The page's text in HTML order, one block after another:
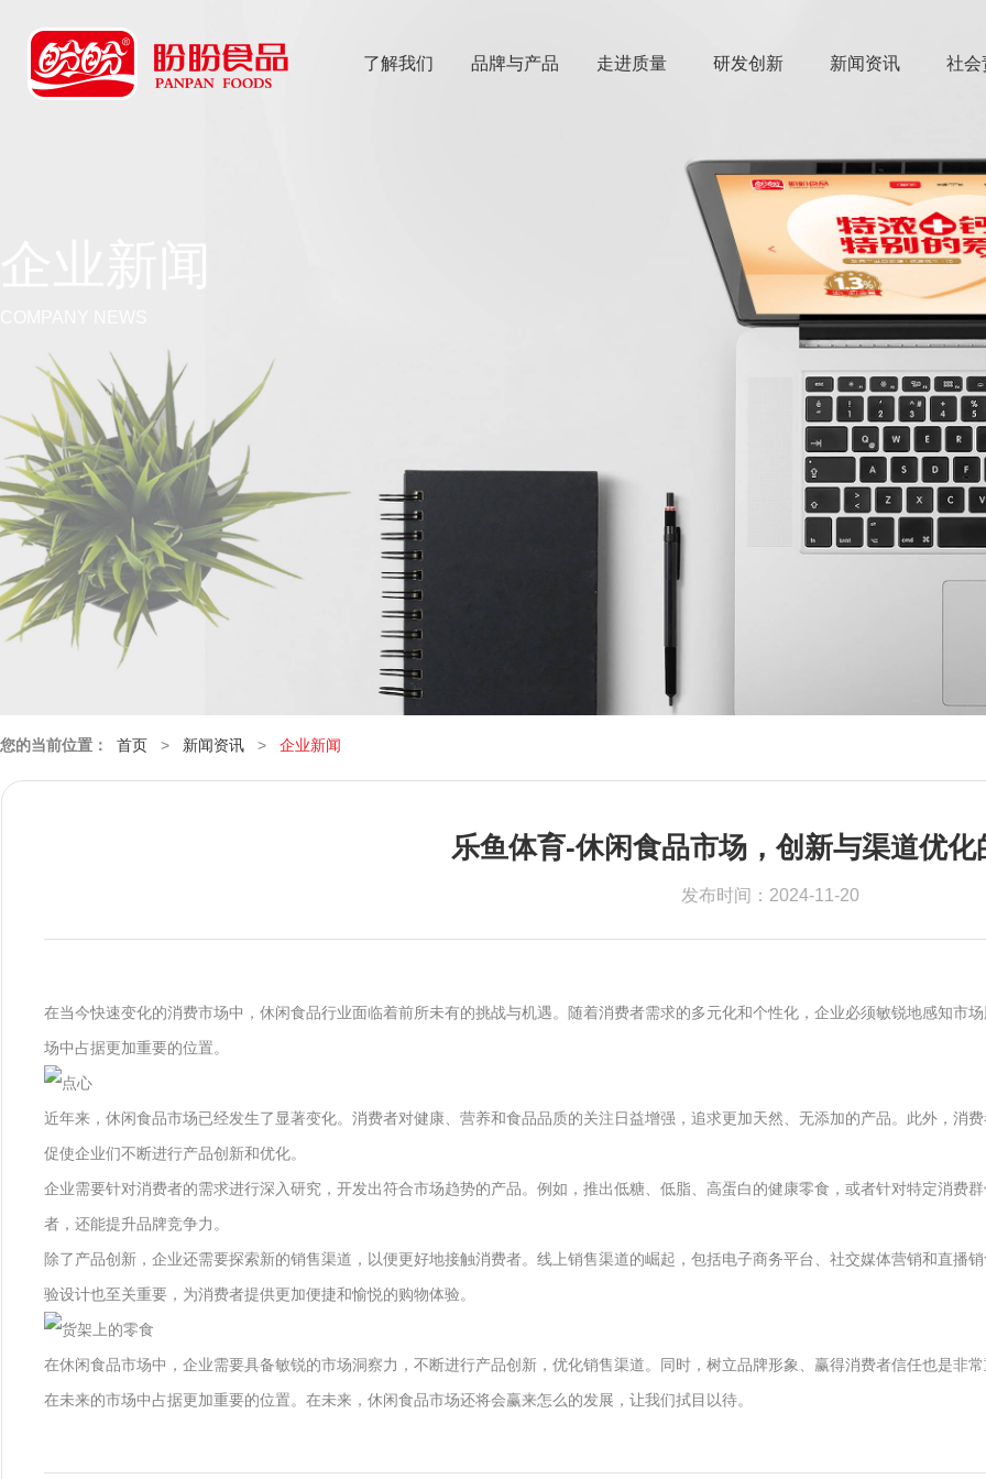
了解我们 品牌与产品 走进质量 研发创新 新闻资讯 社会
您的当前位置： 首页 > 新闻资讯 > 企业新闻
乐鱼体育-休闲食品市场，创新与渠道优化
发布时间：2024-11-20
在当今快速变化的消费市场中，休闲食品行业面临着前所未有的挑战与机遇。随着消费者需求的多元化和个性化，企业必须敏锐地感知市
场中占据更加重要的位置。
近年来，休闲食品市场已经发生了显著变化。消费者对健康、营养和食品品质的关注日益增强，追求更加天然、无添加的产品。此外，消
促使企业们不断进行产品创新和优化。
企业需要针对消费者的需求进行深入研究，开发出符合市场趋势的产品。例如，推出低糖、低脂、高蛋白的健康零食，或者针对特定消费
者，还能提升品牌竞争力。
除了产品创新，企业还需要探索新的销售渠道，以便更好地接触消费者。线上销售渠道的崛起，包括电子商务平台、社交媒体营销和直播
验设计也至关重要，为消费者提供更加便捷和愉悦的购物体验。
在休闲食品市场中，企业需要具备敏锐的市场洞察力，不断进行产品创新，优化销售渠道。同时，树立品牌形象、赢得消费者信任也是非
在未来的市场中占据更加重要的位置。在未来，休闲食品市场还将会赢来怎么的发展，让我们拭目以待。